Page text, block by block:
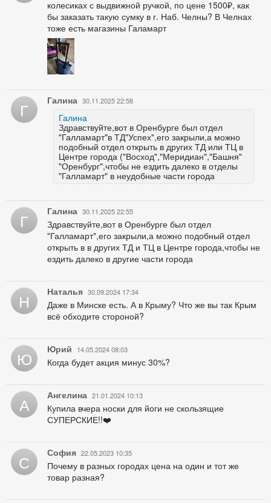
колесиках с выдвижной ручкой, по цене 1500₽, как
бы заказать такую сумку в г. Наб. Челны? В Челнах
тоже есть магазины Галамарт
Г Галина 30.11.2025 22:58
Галина
Здравствуйте,вот в Оренбурге был отдел
"Галламарт"в ТД"Успех",его закрыли,а можно
подобный отдел открыть в других ТД или ТЦ в
Центре города ("Восход","Меридиан","Башня"
"Оренбург",чтобы не ездить далеко в отделы
"Галламарт" в неудобные части города
Г Галина 30.11.2025 22:55
Здравствуйте,вот в Оренбурге был отдел
"Галламарт",его закрыли,а можно подобный отдел
открыть в в других ТД и ТЦ в Центре города,чтобы не
ездить далеко в другие части города
Н Наталья 30.09.2024 17:34
Даже в Минске есть. А в Крыму? Что же вы так Крым
всё обходите стороной?
Ю Юрий 14.05.2024 08:03
Когда будет акция минус 30%?
А Ангелина 21.01.2024 10:13
Купила вчера носки для йоги не скользящие
СУПЕРСКИЕ!!❤️
С София 22.05.2023 10:35
Почему в разных городах цена на один и тот же
товар разная?